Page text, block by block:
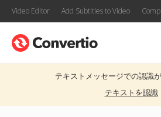
Video Editor Add Subtitles to Video
テキストメッセージでの認識
テキストを認識